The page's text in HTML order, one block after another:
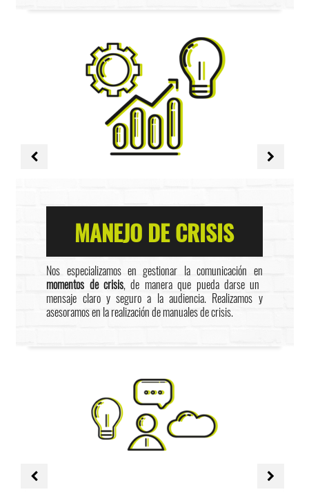
MANEJO DE CRISIS
Nos especializamos en gestionar la comunicación en
momentos de crisis, de manera que pueda darse un
mensaje claro y seguro a la audiencia. Realizamos y
asesoramos en la realización de manuales de crisis.